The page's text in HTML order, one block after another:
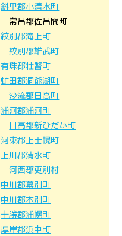
斜里郡小清水町
常呂郡佐呂間町
紋別郡滝上町
紋別郡雄武町
有珠郡壮瞥町
虻田郡洞爺湖町
沙流郡日高町
浦河郡浦河町
日高郡新ひだか町
河東郡上士幌町
上川郡清水町
河西郡更別村
中川郡幕別町
中川郡本別町
十勝郡浦幌町
厚岸郡浜中町